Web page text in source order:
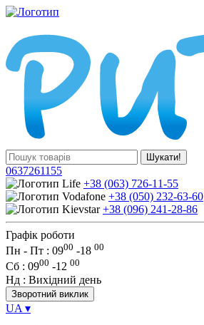
Шукати!
0637261155
+38 (063) 726-11-55
+38 (050) 232-63-60
+38 (096) 241-28-86
Графік роботи
Пн - Пт : 0900 -18 00
Сб : 0900 -12 00
Нд : Вихідний день
Зворотний виклик
UA ▾